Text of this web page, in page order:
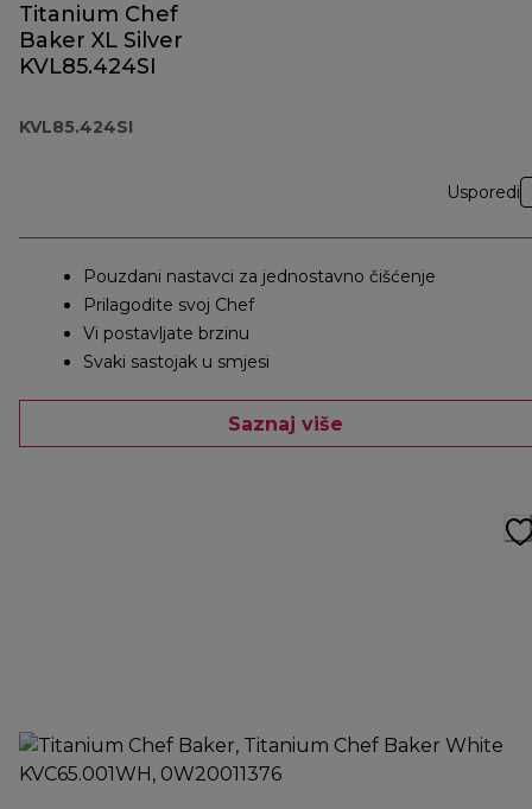
Titanium Chef
Baker XL Silver
KVL85.424SI
KVL85.424SI
Usporedi
Pouzdani nastavci za jednostavno čišćenje
Prilagodite svoj Chef
Vi postavljate brzinu
Svaki sastojak u smjesi
Saznaj više